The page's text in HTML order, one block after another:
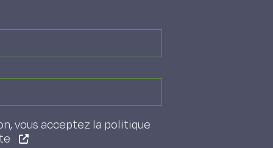
vous acceptez la politique